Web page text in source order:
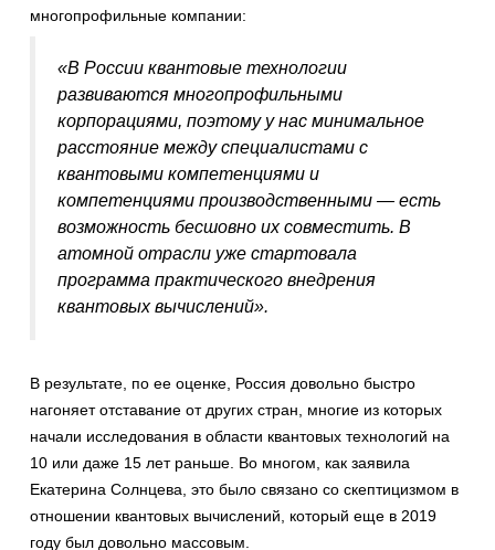
многопрофильные компании:
«В России квантовые технологии
развиваются многопрофильными
корпорациями, поэтому у нас минимальное
расстояние между специалистами с
квантовыми компетенциями и
компетенциями производственными — есть
возможность бесшовно их совместить. В
атомной отрасли уже стартовала
программа практического внедрения
квантовых вычислений».
В результате, по ее оценке, Россия довольно быстро
нагоняет отставание от других стран, многие из которых
начали исследования в области квантовых технологий на
10 или даже 15 лет раньше. Во многом, как заявила
Екатерина Солнцева, это было связано со скептицизмом в
отношении квантовых вычислений, который еще в 2019
году был довольно массовым.